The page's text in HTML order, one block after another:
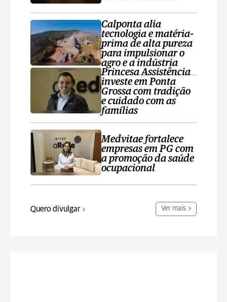
Calponta alia
tecnologia e matéria-
prima de alta pureza
para impulsionar o
agro e a indústria
Princesa Assistência
investe em Ponta
Grossa com tradição
e cuidado com as
famílias
Medvitae fortalece
empresas em PG com
a promoção da saúde
ocupacional
Quero divulgar Ver mais